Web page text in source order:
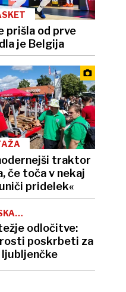
prišla od prve
je Belgija
traktor
če toča v nekaj
pridelek«
odločitve:
poskrbeti za
ljubljenčke